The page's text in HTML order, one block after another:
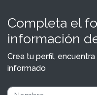
Completa el
información
Crea tu perfil,
informado